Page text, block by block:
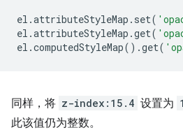
el .attributeStyleMap . set(
el .attributeStyleMap .get(
el .computedStyleMap().get(
同样，将 z-index:15.4 设置为
此该值仍为整数。